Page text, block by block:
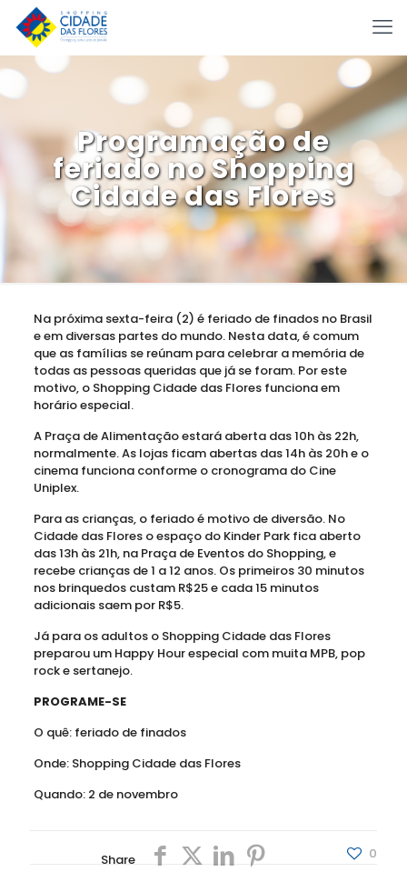
Programação de
feriado no Shopping
Cidade das Flores
Na próxima sexta-feira (2) é feriado de finados no Brasil
e em diversas partes do mundo. Nesta data, é comum
que as famílias se reúnam para celebrar a memória de
todas as pessoas queridas que já se foram. Por este
motivo, o Shopping Cidade das Flores funciona em
horário especial.
A Praça de Alimentação estará aberta das 10h às 22h,
normalmente. As lojas ficam abertas das 14h às 20h e o
cinema funciona conforme o cronograma do Cine
Uniplex.
Para as crianças, o feriado é motivo de diversão. No
Cidade das Flores o espaço do Kinder Park fica aberto
das 13h às 21h, na Praça de Eventos do Shopping, e
recebe crianças de 1 a 12 anos. Os primeiros 30 minutos
nos brinquedos custam R$25 e cada 15 minutos
adicionais saem por R$5.
Já para os adultos o Shopping Cidade das Flores
preparou um Happy Hour especial com muita MPB, pop
rock e sertanejo.
PROGRAME-SE
O quê: feriado de finados
Onde: Shopping Cidade das Flores
Quando: 2 de novembro
Share 0